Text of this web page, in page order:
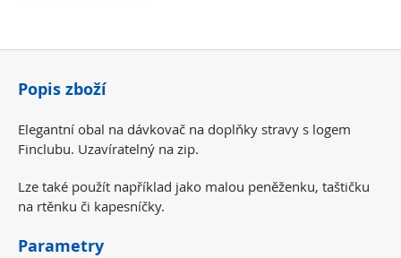
Popis zboží
Elegantní obal na dávkovač na doplňky stravy s logem
Finclubu. Uzavíratelný na zip.
Lze také použít například jako malou peněženku, taštičku
na rtěnku či kapesníčky.
Parametry